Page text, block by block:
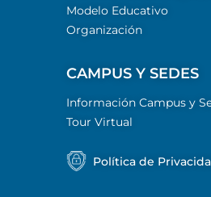
Modelo Educativo
Organización
CAMPUS Y SEDES
Información Campus y
Tour Virtual
Política de